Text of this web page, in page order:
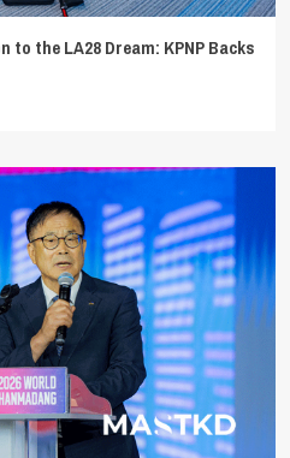
the LA28 Dream: KPNP Backs